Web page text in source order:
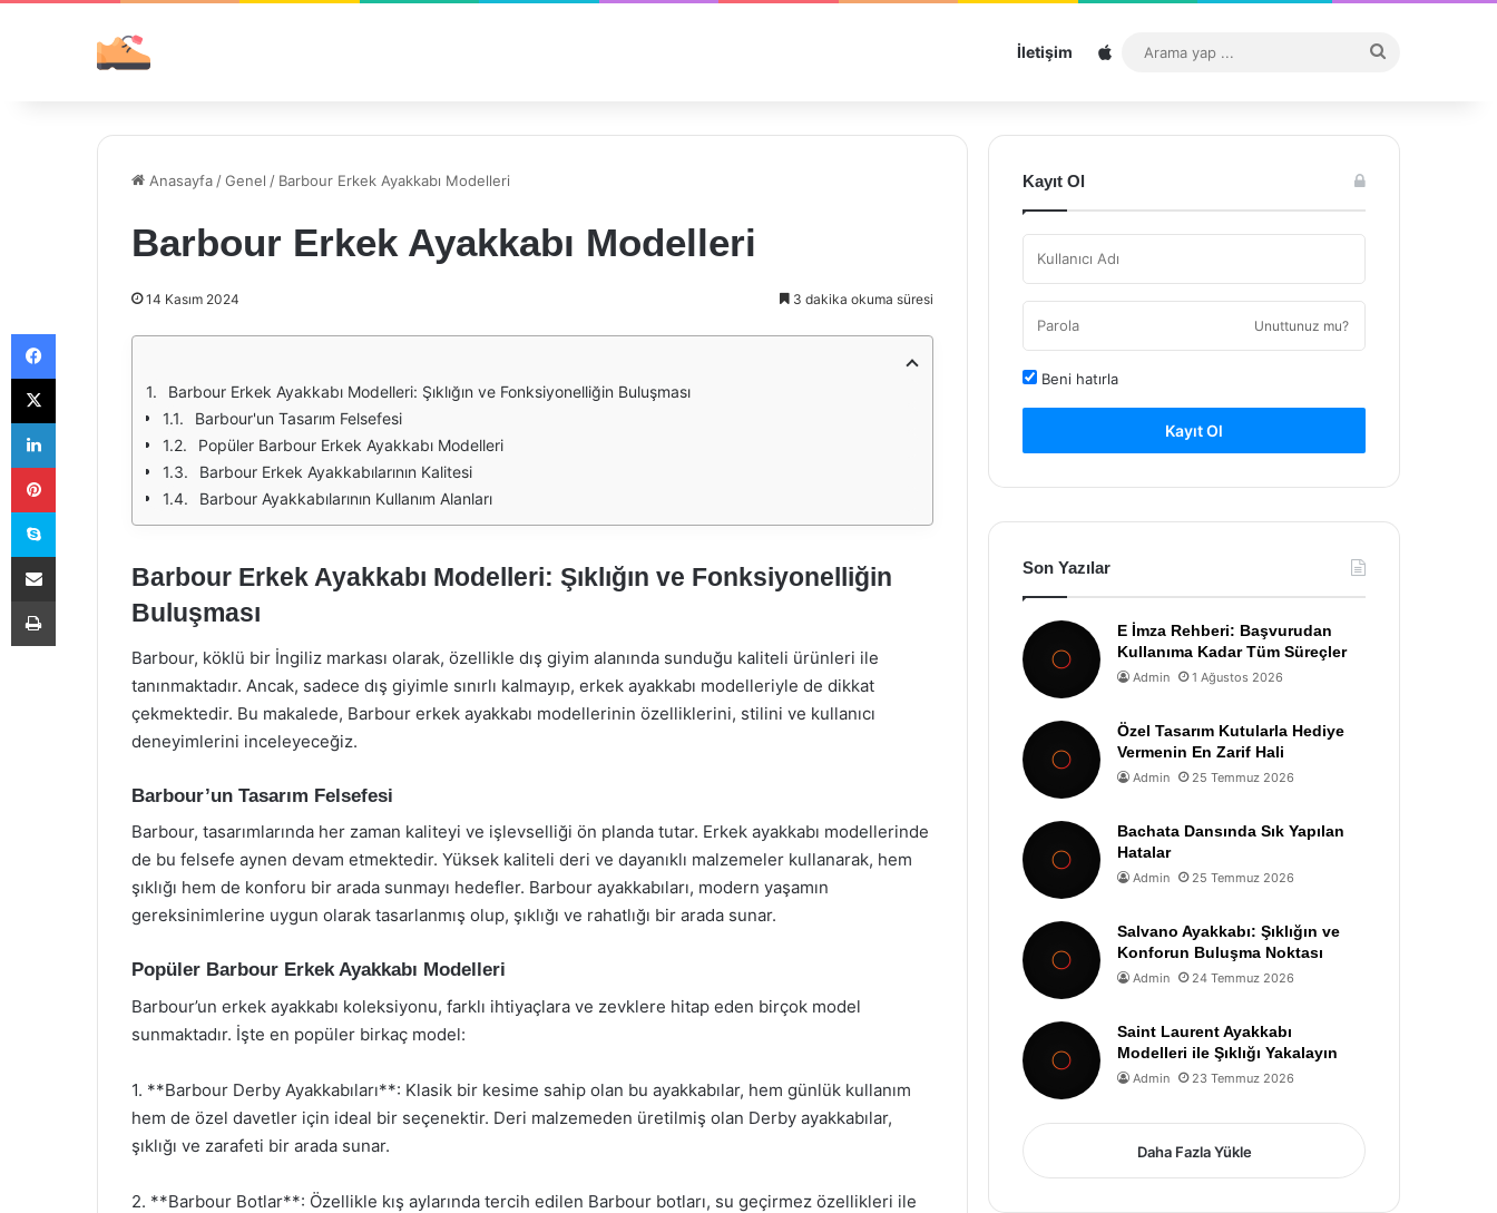
İletişim Sitemap
...
Anasayfa /Genel / Barbour Erkek Ayakkabı Modelleri
Barbour Erkek Ayakkabı Modelleri
14 Kasım 2024 3 dakika okuma süresi
Barbour Erkek Ayakkabı Modelleri: Şıklığın ve Fonksiyonelliğin Buluşması
Barbour'un Tasarım Felsefesi
Popüler Barbour Erkek Ayakkabı Modelleri
Barbour Erkek Ayakkabılarının Kalitesi
Barbour Ayakkabılarının Kullanım Alanları
Barbour Erkek Ayakkabı Modelleri: Şıklığın ve Fonksiyonelliğin
Buluşması
Barbour, köklü bir İngiliz markası olarak, özellikle dış giyim alanında sunduğu kaliteli ürünleri ile
tanınmaktadır. Ancak, sadece dış giyimle sınırlı kalmayıp, erkek ayakkabı modelleriyle de dikkat
çekmektedir. Bu makalede, Barbour erkek ayakkabı modellerinin özelliklerini, stilini ve kullanıcı
deneyimlerini inceleyeceğiz.
Barbour’un Tasarım Felsefesi
Barbour, tasarımlarında her zaman kaliteyi ve işlevselliği ön planda tutar. Erkek ayakkabı modellerinde
de bu felsefe aynen devam etmektedir. Yüksek kaliteli deri ve dayanıklı malzemeler kullanarak, hem
şıklığı hem de konforu bir arada sunmayı hedefler. Barbour ayakkabıları, modern yaşamın
gereksinimlerine uygun olarak tasarlanmış olup, şıklığı ve rahatlığı bir arada sunar.
Popüler Barbour Erkek Ayakkabı Modelleri
Barbour’un erkek ayakkabı koleksiyonu, farklı ihtiyaçlara ve zevklere hitap eden birçok model
sunmaktadır. İşte en popüler birkaç model:
1. **Barbour Derby Ayakkabıları**: Klasik bir kesime sahip olan bu ayakkabılar, hem günlük kullanım
hem de özel davetler için ideal bir seçenektir. Deri malzemeden üretilmiş olan Derby ayakkabılar,
şıklığı ve zarafeti bir arada sunar.
2. **Barbour Botlar**: Özellikle kış aylarında tercih edilen Barbour botları, su geçirmez özellikleri ile
Kayıt Ol
Unuttunuz mu?
Beni hatırla
Kayıt Ol
Son Yazılar
E İmza Rehberi: Başvurudan
Kullanıma Kadar Tüm Süreçler
Admin 1 Ağustos 2026
Özel Tasarım Kutularla Hediye
Vermenin En Zarif Hali
Admin 25 Temmuz 2026
Bachata Dansında Sık Yapılan
Hatalar
Admin 25 Temmuz 2026
Salvano Ayakkabı: Şıklığın ve
Konforun Buluşma Noktası
Admin 24 Temmuz 2026
Saint Laurent Ayakkabı
Modelleri ile Şıklığı Yakalayın
Admin 23 Temmuz 2026
Daha Fazla Yükle
Facebook
X
LinkedIn
Pinterest
Skype
E-Posta ile paylaş